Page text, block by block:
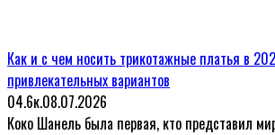
Как и с чем носить трикотажные платья в
привлекательных вариантов
04.6к.08.07.2026
Коко Шанель была первая, кто представил